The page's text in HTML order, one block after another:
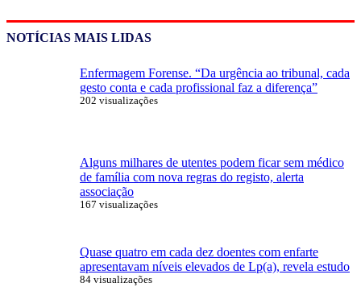
NOTÍCIAS MAIS LIDAS
Enfermagem Forense. “Da urgência ao tribunal, cada
gesto conta e cada profissional faz a diferença”
202 visualizações
Alguns milhares de utentes podem ficar sem médico
de família com nova regras do registo, alerta
associação
167 visualizações
Quase quatro em cada dez doentes com enfarte
apresentavam níveis elevados de Lp(a), revela estudo
84 visualizações